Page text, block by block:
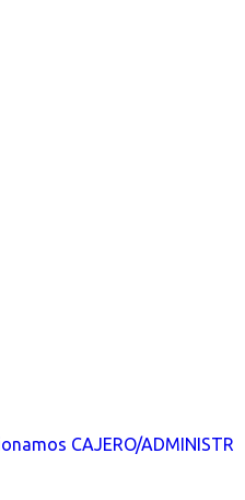
CAJERO/ADMINISTR